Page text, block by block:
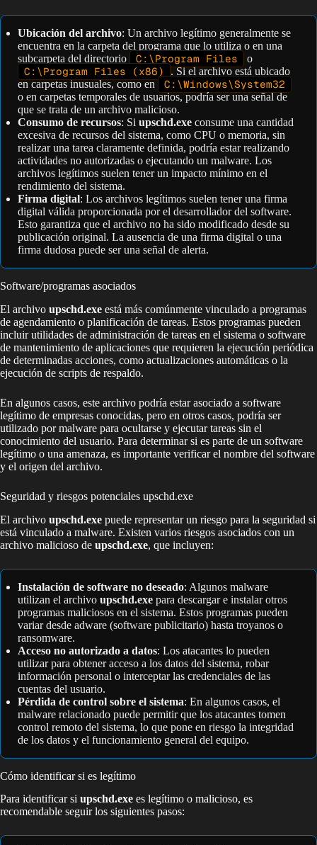
Ubicación del archivo: Un archivo legítimo generalmente se
encuentra en la carpeta del programa que lo utiliza o en una
subcarpeta del directorio
C:\Program Files o
C:\Program Files (x86)
. Si el archivo está ubicado
en carpetas inusuales, como en C:\Windows\System32
o en carpetas temporales de usuarios, podría ser una señal de
que se trata de un archivo malicioso.
Consumo de recursos: Si upschd.exe consume una cantidad
excesiva de recursos del sistema, como CPU o memoria, sin
realizar una tarea claramente definida, podría estar realizando
actividades no autorizadas o ejecutando un malware. Los
archivos legítimos suelen tener un impacto mínimo en el
rendimiento del sistema.
Firma digital: Los archivos legítimos suelen tener una firma
digital válida proporcionada por el desarrollador del software.
Esto garantiza que el archivo no ha sido modificado desde su
publicación original. La ausencia de una firma digital o una
firma dudosa puede ser una señal de alerta.
Software/programas asociados
El archivo upschd.exe está más comúnmente vinculado a programas
de agendamiento o planificación de tareas. Estos programas pueden
incluir utilidades de administración de tareas en el sistema o software
de mantenimiento de aplicaciones que requieren la ejecución periódica
de determinadas acciones, como actualizaciones automáticas o la
ejecución de scripts de respaldo.
En algunos casos, este archivo podría estar asociado a software
legítimo de empresas conocidas, pero en otros casos, podría ser
utilizado por malware para ocultarse y ejecutar tareas sin el
conocimiento del usuario. Para determinar si es parte de un software
legítimo o una amenaza, es importante verificar el nombre del software
y el origen del archivo.
Seguridad y riesgos potenciales upschd.exe
El archivo upschd.exe puede representar un riesgo para la seguridad si
está vinculado a malware. Existen varios riesgos asociados con un
archivo malicioso de upschd.exe, que incluyen:
Instalación de software no deseado: Algunos malware
utilizan el archivo upschd.exe para descargar e instalar otros
programas maliciosos en el sistema. Estos programas pueden
variar desde adware (software publicitario) hasta troyanos o
ransomware.
Acceso no autorizado a datos: Los atacantes lo pueden
utilizar para obtener acceso a los datos del sistema, robar
información personal o interceptar las credenciales de las
cuentas del usuario.
Pérdida de control sobre el sistema: En algunos casos, el
malware relacionado puede permitir que los atacantes tomen
control remoto del sistema, lo que pone en riesgo la integridad
de los datos y el funcionamiento general del equipo.
Cómo identificar si es legítimo
Para identificar si upschd.exe es legítimo o malicioso, es
recomendable seguir los siguientes pasos: